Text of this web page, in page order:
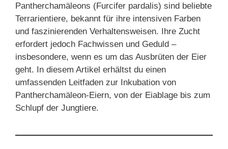
Pantherchamäleons (Furcifer pardalis) sind beliebte
Terrarientiere, bekannt für ihre intensiven Farben
und faszinierenden Verhaltensweisen. Ihre Zucht
erfordert jedoch Fachwissen und Geduld –
insbesondere, wenn es um das Ausbrüten der Eier
geht. In diesem Artikel erhältst du einen
umfassenden Leitfaden zur Inkubation von
Pantherchamäleon-Eiern, von der Eiablage bis zum
Schlupf der Jungtiere.